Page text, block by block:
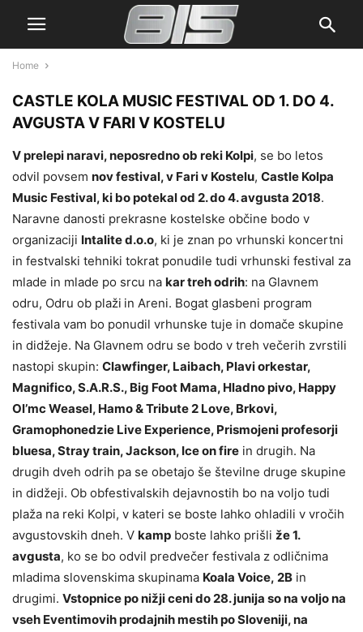
Home
CASTLE KOLA MUSIC FESTIVAL OD 1. DO 4.
AVGUSTA V FARI V KOSTELU
V prelepi naravi, neposredno ob reki Kolpi, se bo letos
odvil povsem nov festival, v Fari v Kostelu, Castle Kolpa
Music Festival, ki bo potekal od 2. do 4. avgusta 2018.
Naravne danosti prekrasne kostelske občine bodo v
organizaciji Intalite d.o.o, ki je znan po vrhunski koncertni
in festvalski tehniki tokrat ponudile tudi vrhunski festival za
mlade in mlade po srcu na kar treh odrih: na Glavnem
odru, Odru ob plaži in Areni. Bogat glasbeni program
festivala vam bo ponudil vrhunske tuje in domače skupine
in didžeje. Na Glavnem odru se bodo v treh večerih zvrstili
nastopi skupin: Clawfinger, Laibach, Plavi orkestar,
Magnifico, S.A.R.S., Big Foot Mama, Hladno pivo, Happy
Ol’mc Weasel, Hamo & Tribute 2 Love, Brkovi,
Gramophonedzie Live Experience, Prismojeni profesorji
bluesa, Stray train, Jackson, Ice on fire in drugih. Na
drugih dveh odrih pa se obetajo še številne druge skupine
in didžeji. Ob obfestivalskih dejavnostih bo na voljo tudi
plaža na reki Kolpi, v kateri se boste lahko ohladili v vročih
avgustovskih dneh. V kamp boste lahko prišli že 1.
avgusta, ko se bo odvil predvečer festivala z odličnima
mladima slovenskima skupinama Koala Voice, 2B in
drugimi. Vstopnice po nižji ceni do 28. junija so na voljo na
vseh Eventimovih prodajnih mestih po Sloveniji, na